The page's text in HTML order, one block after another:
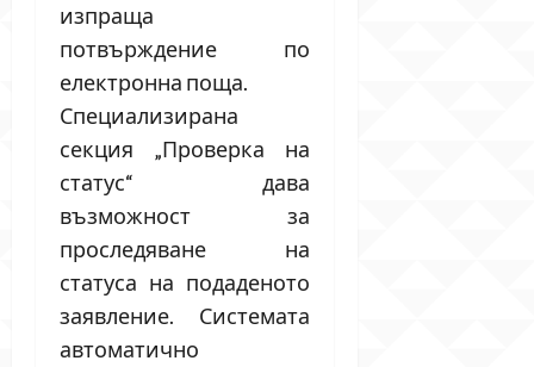
изпраща
потвърждение по
електронна поща.
Специализирана
секция „Проверка на
статус“ дава
възможност за
проследяване на
статуса на подаденото
заявление. Системата
автоматично